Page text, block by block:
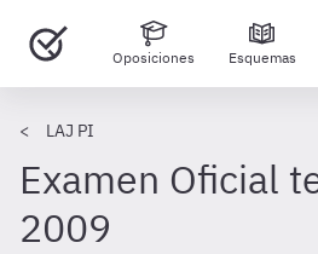
Oposiciones Esquemas
LAJ PI
Examen Oficial
2009